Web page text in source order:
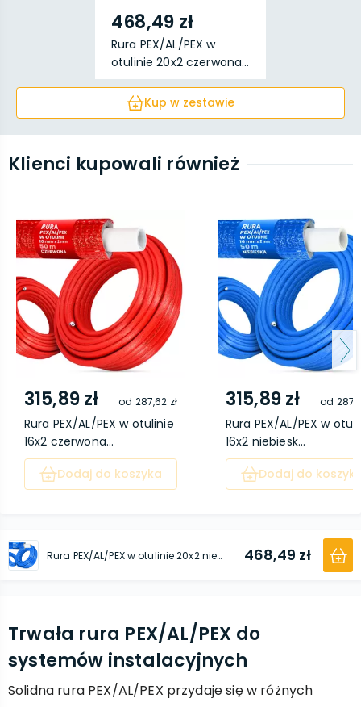
468,49 zł
Rura PEX/AL/PEX w
otulinie 20x2 czerwona...
Kup w zestawie
Klienci kupowali również
315,89 zł od 287,62 zł
Rura PEX/AL/PEX w otulinie
16x2 czerwona...
Dodaj do koszyka
315,89 zł od
Rura PEX/AL/PEX w
16x2 niebiesk...
Dodaj do
Rura PEX/AL/PEX w otulinie 20x2 niebieska 50 m 468,49 zł
Trwała rura PEX/AL/PEX do
systemów instalacyjnych
Solidna rura PEX/AL/PEX przydaje się w różnych